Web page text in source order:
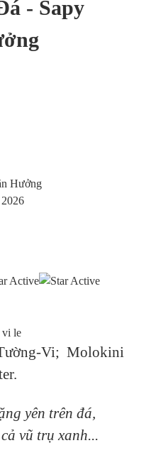
- Sapy
Hưởng
Vi; Molokini
yên trên đá,
vũ trụ xanh...